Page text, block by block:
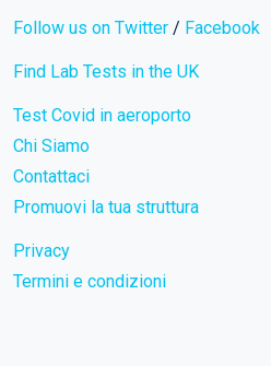
Follow us on Twitter / Facebook
Find Lab Tests in the UK
Test Covid in aeroporto
Chi Siamo
Contattaci
Promuovi la tua struttura
Privacy
Termini e condizioni